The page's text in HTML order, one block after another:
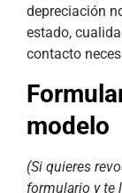
depreciación
estado,
contacto
modelo
(Si quieres
formulario y te